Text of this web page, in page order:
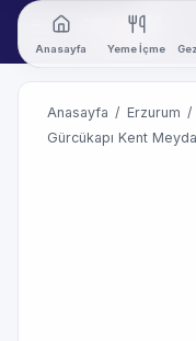
Anasayfa Yeme İçme
Anasayfa / Erzurum /
Gürcükapı Kent